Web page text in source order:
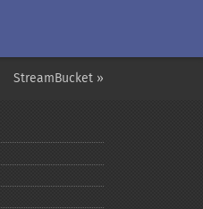
StreamBucket »